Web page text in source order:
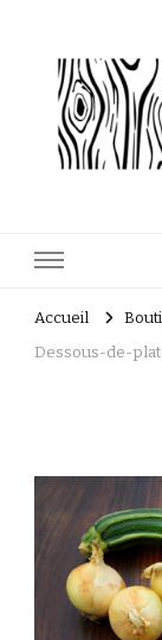
Accueil
Dessous-de-